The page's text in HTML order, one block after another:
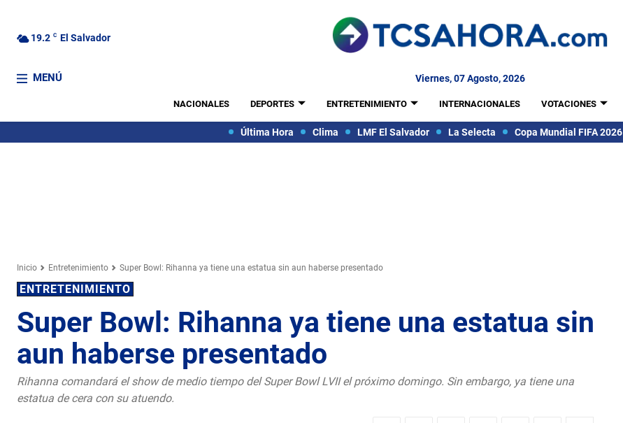
19.2 C El Salvador
MENÚ Viernes, 07 Agosto, 2026
NACIONALES DEPORTES ENTRETENIMIENTO INTERNACIONALES VOTACIONES
Última Hora Clima LMF El Salvador La Selecta Copa Mundial FIFA 2026
Inicio Entretenimiento Super Bowl: Rihanna ya tiene una estatua sin aun haberse presentado
ENTRETENIMIENTO
Super Bowl: Rihanna ya tiene una estatua sin
aun haberse presentado
Rihanna comandará el show de medio tiempo del Super Bowl LVII el próximo domingo. Sin embargo, ya tiene una
estatua de cera con su atuendo.